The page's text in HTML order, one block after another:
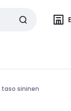
taso sininen